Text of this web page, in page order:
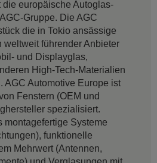
die europäische Autoglas-
Gruppe. Die AGC
die in Tokio ansässige
führender Anbieter
und Displayglas,
High-Tech-Materialien
AGC Automotive Europe ist
Fenstern (OEM und
spezialisiert.
montagefertige Systeme
funktionelle
Mehrwert (Antennen,